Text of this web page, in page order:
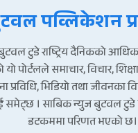
पव्लिकेशन
टुडे राष्ट्रिय दैनिकको
यो पोर्टलले समाचार, विचार,
भिडियो तथा जीवनका
समेट्छ । साबिक न्युज बुटवल
डटकममा परिणत भएको छ।